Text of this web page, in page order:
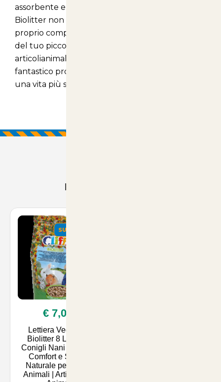
assorbente e la completa biodegradabilità,
Biolitter non è solo una lettiera, ma un vero e
proprio compagno per la salute e il benessere
del tuo piccolo amico. Acquistalo sul nostro sito
articolianimali.net
fantastico prodotto e per fare un passo verso
una vita più sana e felice per il tuo coniglio!
Prodotti Consigliati
SUMMER
€ 7,00
Lettiera Vegetale
Biolitter 8 Litri per
Conigli Nani e Gatti -
Comfort e Salute
Naturale per i Tuoi
Animali | Articoli per